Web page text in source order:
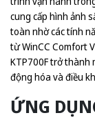
cung cấp hình ảnh
toàn nhờ các tính
từ WinCC Comfort
KTP700F trở thành
động hóa và điều
ỨNG